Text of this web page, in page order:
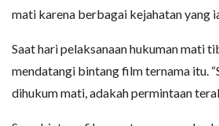
mati karena berbagai kejahatan yang
Saat hari pelaksanaan hukuman mati
mendatangi bintang film ternama itu.
dihukum mati, adakah permintaan